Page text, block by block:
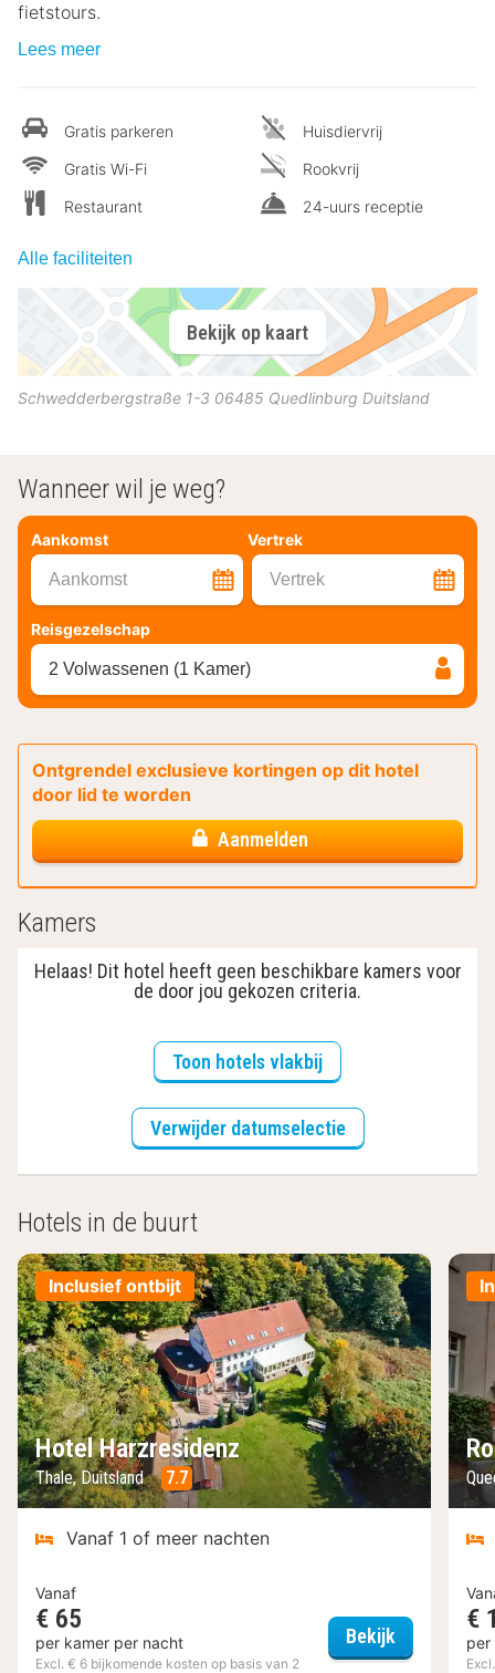
fietstours.
Lees meer
Gratis parkeren
Gratis Wi-Fi
Restaurant
Huisdiervrij
Rookvrij
24-uurs receptie
Alle faciliteiten
Bekijk op kaart
Schwedderbergstraße 1-3 06485 Quedlinburg Duitsland
Wanneer wil je weg?
Aankomst Vertrek
Aankomst Vertrek
Reisgezelschap
2 Volwassenen (1 Kamer)
Ontgrendel exclusieve kortingen op dit hotel
door lid te worden
Aanmelden
Kamers
Helaas! Dit hotel heeft geen beschikbare kamers voor
de door jou gekozen criteria.
Toon hotels vlakbij
Verwijder datumselectie
Hotels in de buurt
Inclusief ontbijt
Hotel Harzresidenz
Thale, Duitsland 7.7
Vanaf 1 of meer nachten
Vanaf
€ 65
per kamer per nacht
Excl. € 6 bijkomende kosten op basis van 2
Bekijk Hotel
€
per